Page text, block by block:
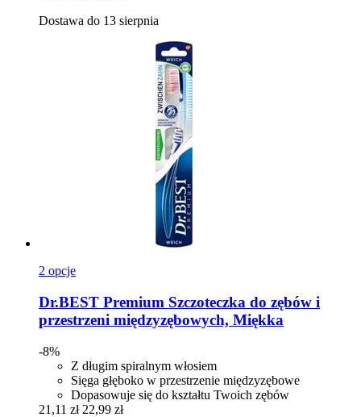
Dostawa do 13 sierpnia
2 opcje
Dr.BEST Premium Szczoteczka do zębów i
przestrzeni międzyzębowych, Miękka
-8%
Z długim spiralnym włosiem
Sięga głęboko w przestrzenie międzyzębowe
Dopasowuje się do kształtu Twoich zębów
21,11 zł 22,99 zł